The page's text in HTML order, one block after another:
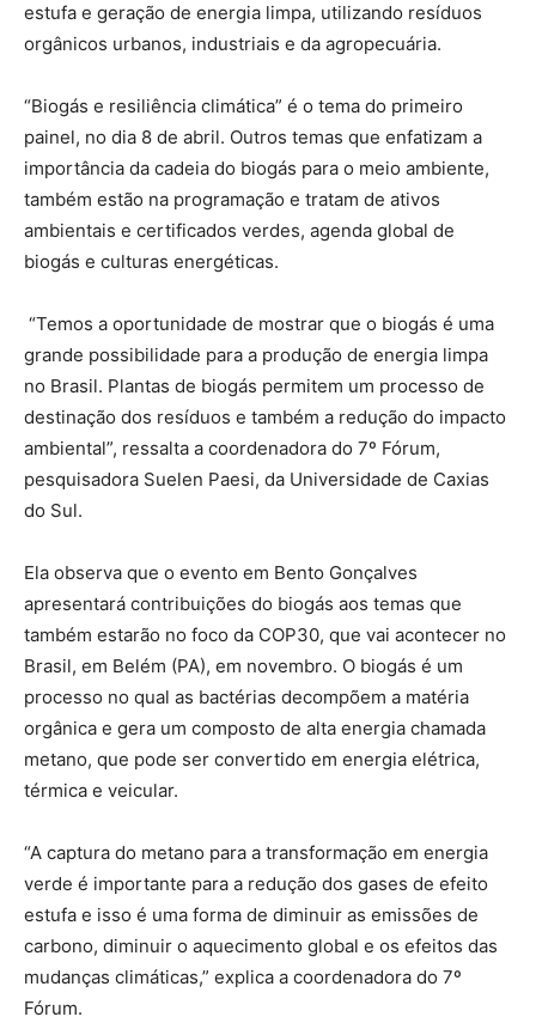
estufa e geração de energia limpa, utilizando resíduos
orgânicos urbanos, industriais e da agropecuária.
“Biogás e resiliência climática” é o tema do primeiro
painel, no dia 8 de abril. Outros temas que enfatizam a
importância da cadeia do biogás para o meio ambiente,
também estão na programação e tratam de ativos
ambientais e certificados verdes, agenda global de
biogás e culturas energéticas.
“Temos a oportunidade de mostrar que o biogás é uma
grande possibilidade para a produção de energia limpa
no Brasil. Plantas de biogás permitem um processo de
destinação dos resíduos e também a redução do impacto
ambiental”, ressalta a coordenadora do 7º Fórum,
pesquisadora Suelen Paesi, da Universidade de Caxias
do Sul.
Ela observa que o evento em Bento Gonçalves
apresentará contribuições do biogás aos temas que
também estarão no foco da COP30, que vai acontecer no
Brasil, em Belém (PA), em novembro. O biogás é um
processo no qual as bactérias decompõem a matéria
orgânica e gera um composto de alta energia chamada
metano, que pode ser convertido em energia elétrica,
térmica e veicular.
“A captura do metano para a transformação em energia
verde é importante para a redução dos gases de efeito
estufa e isso é uma forma de diminuir as emissões de
carbono, diminuir o aquecimento global e os efeitos das
mudanças climáticas,” explica a coordenadora do 7º
Fórum.